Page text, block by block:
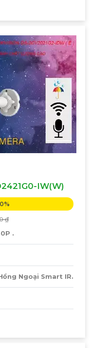
này phát huy được
trợ, đừng ngần ngại
IW(W)
₫
.
Ngoại Smart IR.